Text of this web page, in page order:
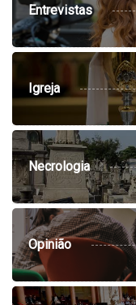
Entrevistas
Igreja
Necrologia
Opinião